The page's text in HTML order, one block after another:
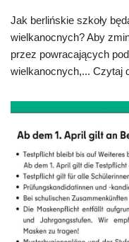
Jak berlińskie szkoły
wielkanocnych? Aby
przez powracających
wielkanocnych,... Czytaj